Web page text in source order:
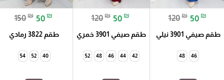
120₪ 50 ₪
طقم صيفي 3901 نيلي
46
48
120₪ 50 ₪
طقم صيفي 3901 خمري
42
44
46
48
52
150₪ 50 ₪
طقم 3822 رمادي
40
52
54